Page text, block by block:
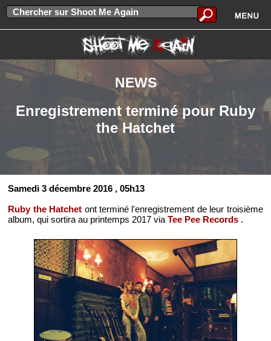
NEWS
Enregistrement terminé pour Ruby
the Hatchet
Samedi 3 décembre 2016 , 05h13
Ruby the Hatchet ont terminé l'enregistrement de leur troisième
album, qui sortira au printemps 2017 viaTee Pee Records .